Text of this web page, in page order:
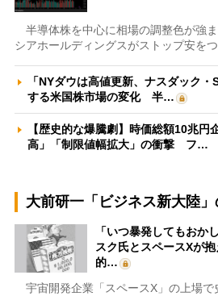
半導体株を中心に相場の調整色が強
シアホールディングスがストップ安を
「NYダウは高値更新、ナスダック
する米国株市場の変化 半…
【歴史的な爆騰劇】時価総額10兆円
高」「制限値幅拡大」の衝撃 フ…
大前研一「ビジネス新大陸
「いつ暴発してもおか
スク氏とスペースXが
的…
宇宙開発企業「スペースX」の上場で